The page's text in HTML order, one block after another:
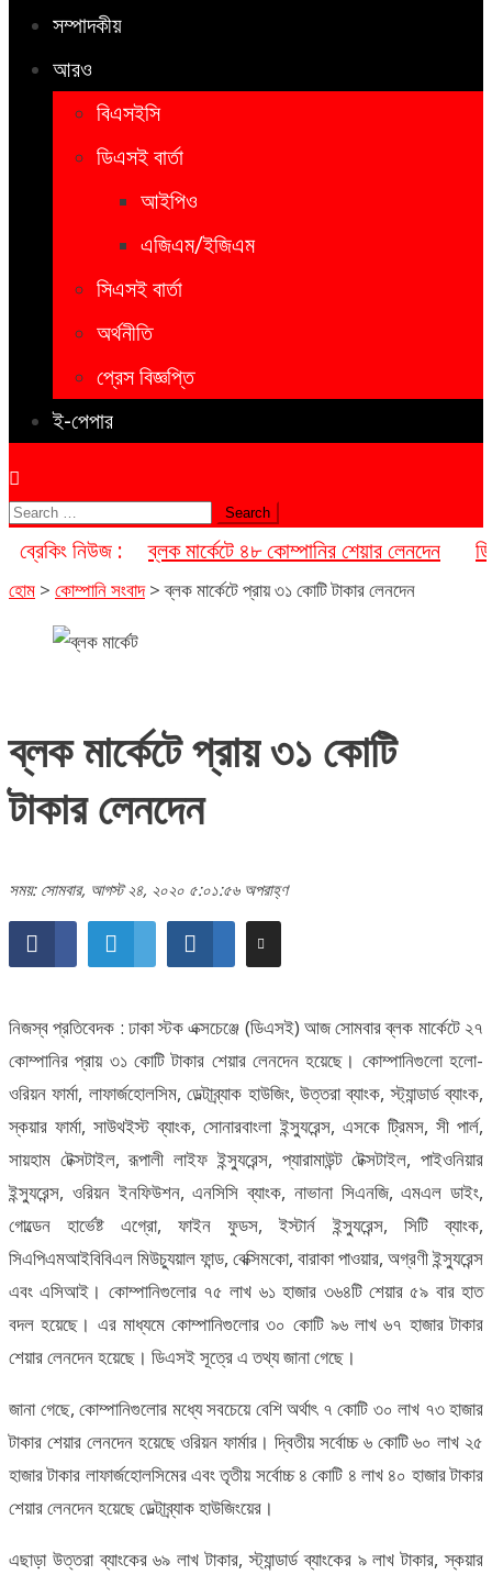
সম্পাদকীয়
আরও
বিএসইসি
ডিএসই বার্তা
আইপিও
এজিএম/ইজিএম
সিএসই বার্তা
অর্থনীতি
প্রেস বিজ্ঞপ্তি
ই-পেপার
Search
for:
ব্রেকিং নিউজ : ব্লক মার্কেটে ৪৮ কোম্পানির শেয়ার লেনদেন
হোম > কোম্পানি সংবাদ > ব্লক মার্কেটে প্রায় ৩১ কোটি টাকার লেনদেন
ব্লক মার্কেটে প্রায় ৩১ কোটি
টাকার লেনদেন
সময়: সোমবার, আগস্ট ২৪, ২০২০ ৫:০১:৫৬ অপরাহ্ণ
নিজস্ব প্রতিবেদক : ঢাকা স্টক এক্সচেঞ্জে (ডিএসই) আজ সোমবার ব্লক মার্কেটে ২৭
কোম্পানির প্রায় ৩১ কোটি টাকার শেয়ার লেনদেন হয়েছে। কোম্পানিগুলো হলো-
ওরিয়ন ফার্মা, লাফার্জহোলসিম, ডেল্টাব্র্যাক হাউজিং, উত্তরা ব্যাংক, স্ট্যান্ডার্ড ব্যাংক,
স্কয়ার ফার্মা, সাউথইস্ট ব্যাংক, সোনারবাংলা ইন্স্যুরেন্স, এসকে ট্রিমস, সী পার্ল,
সায়হাম টেক্সটাইল, রূপালী লাইফ ইন্স্যুরেন্স, প্যারামাউন্ট টেক্সটাইল, পাইওনিয়ার
ইন্স্যুরেন্স, ওরিয়ন ইনফিউশন, এনসিসি ব্যাংক, নাভানা সিএনজি, এমএল ডাইং,
গোল্ডেন হার্ভেষ্ট এগ্রো, ফাইন ফুডস, ইস্টার্ন ইন্স্যুরেন্স, সিটি ব্যাংক,
সিএপিএমআইবিবিএল মিউচ্যুয়াল ফান্ড, বেক্সিমকো, বারাকা পাওয়ার, অগ্রণী ইন্স্যুরেন্স
এবং এসিআই। কোম্পানিগুলোর ৭৫ লাখ ৬১ হাজার ৩৬৪টি শেয়ার ৫৯ বার হাত
বদল হয়েছে। এর মাধ্যমে কোম্পানিগুলোর ৩০ কোটি ৯৬ লাখ ৬৭ হাজার টাকার
শেয়ার লেনদেন হয়েছে। ডিএসই সূত্রে এ তথ্য জানা গেছে।
জানা গেছে, কোম্পানিগুলোর মধ্যে সবচেয়ে বেশি অর্থাৎ ৭ কোটি ৩০ লাখ ৭৩ হাজার
টাকার শেয়ার লেনদেন হয়েছে ওরিয়ন ফার্মার। দ্বিতীয় সর্বোচ্চ ৬ কোটি ৬০ লাখ ২৫
হাজার টাকার লাফার্জহোলসিমের এবং তৃতীয় সর্বোচ্চ ৪ কোটি ৪ লাখ ৪০ হাজার টাকার
শেয়ার লেনদেন হয়েছে ডেল্টাব্র্যাক হাউজিংয়ের।
এছাড়া উত্তরা ব্যাংকের ৬৯ লাখ টাকার, স্ট্যান্ডার্ড ব্যাংকের ৯ লাখ টাকার, স্কয়ার